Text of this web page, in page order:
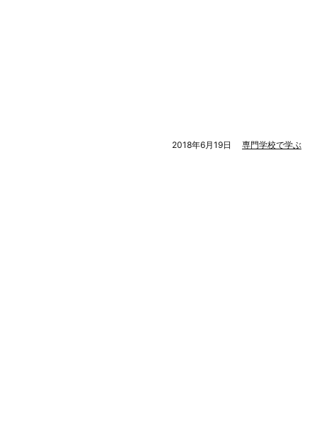
2018年6月19日 専門学校で学ぶ